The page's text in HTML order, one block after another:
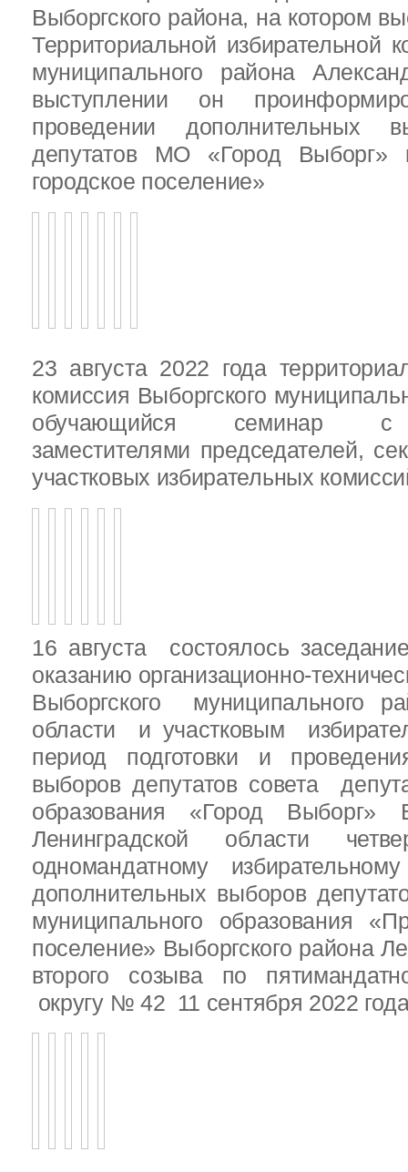
Выборгского района, на котором
Территориальной избирательной
муниципального района
выступлении он
проведении дополнительных
депутатов МО «Город
городское поселение»
23 августа 2022 года
комиссия Выборгского
обучающийся семинар с
заместителями председателей,
участковых избирательных
16 августа состоялось
оказанию организационно-
Выборгского муниципального
области и участковым
период подготовки и
выборов депутатов совета
образования «Город Выборг»
Ленинградской области
одномандатному
дополнительных выборов
муниципального образования
поселение» Выборгского района
второго созыва по
округу № 42 11 сентября 2022